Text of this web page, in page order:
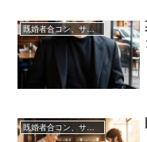
既婚者合コン、サークル、パーティーについて
既婚者合コン、サークル、パーティーについて